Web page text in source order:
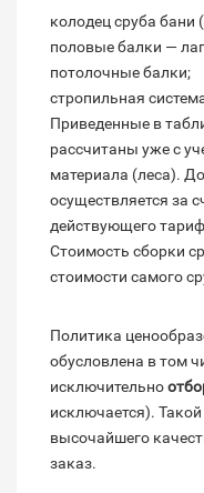
колодец сруба бани
половые балки —
потолочные балки;
стропильная
Приведенные в
рассчитаны уже с
материала (леса).
осуществляется за
действующего
Стоимость сборки
стоимости самого
Политика
обусловлена в том
исключительно
исключается).
высочайшего
заказ.